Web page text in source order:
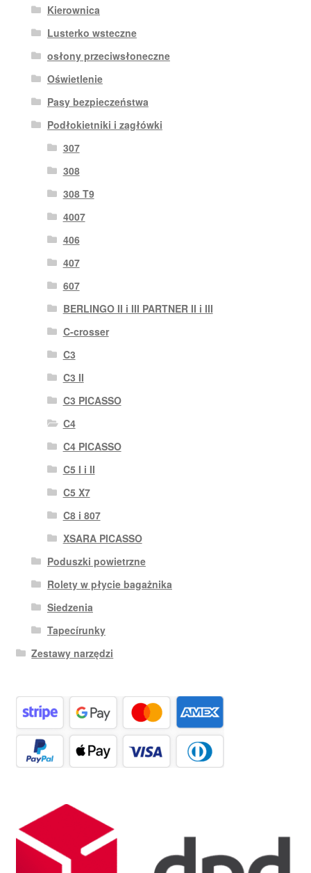
Kierownica
Lusterko wsteczne
osłony przeciwsłoneczne
Oświetlenie
Pasy bezpieczeństwa
Podłokietniki i zagłówki
307
308
308 T9
4007
406
407
607
BERLINGO II i III PARTNER II i III
C-crosser
C3
C3 II
C3 PICASSO
C4
C4 PICASSO
C5 I i II
C5 X7
C8 i 807
XSARA PICASSO
Poduszki powietrzne
Rolety w płycie bagażnika
Siedzenia
Tapecírunky
Zestawy narzędzi